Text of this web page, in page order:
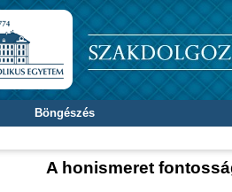
Böngészés
A honismeret